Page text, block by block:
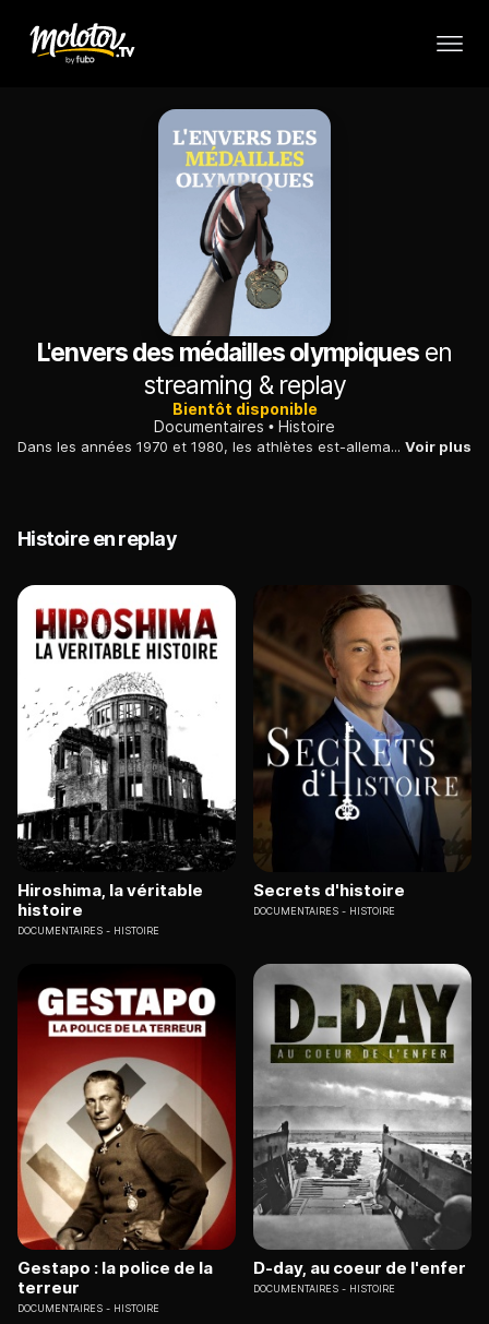
L'envers des médailles olympiques en
streaming & replay
Bientôt disponible
Documentaires
Histoire
Dans les années 1970 et 1980, les athlètes est-allemandes, qui ont fait partie d'un programme secret gouvernemental, ont dominé les compétitions internationales. Voir plus
Histoire en replay
Hiroshima, la véritable
histoire
DOCUMENTAIRES HISTOIRE
Secrets d'histoire
DOCUMENTAIRES HISTOIRE
Gestapo : la police de la
terreur
DOCUMENTAIRES HISTOIRE
D-day, au coeur de l'enfer
DOCUMENTAIRES HISTOIRE